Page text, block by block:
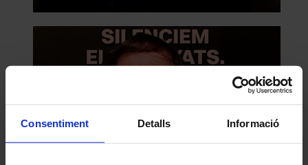
Consentiment Detalls Informació